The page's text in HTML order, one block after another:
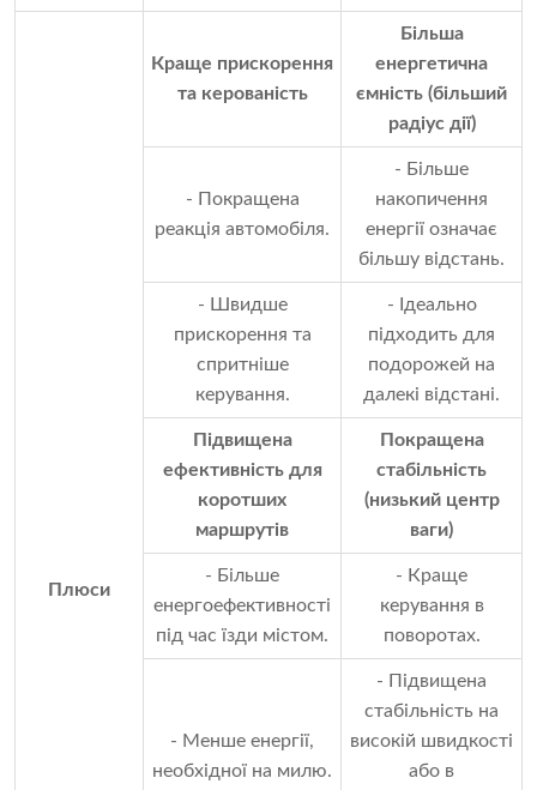
Плюси
Краще прискорення
та керованість
Більша
енергетична
ємність (більший
радіус дії)
- Покращена
реакція автомобіля.
- Більше
накопичення
енергії означає
більшу відстань.
- Швидше
прискорення та
спритніше
керування.
- Ідеально
підходить для
подорожей на
далекі відстані.
Підвищена
ефективність для
коротших
маршрутів
Покращена
стабільність
(низький центр
ваги)
- Більше
енергоефективності
під час їзди містом.
- Краще
керування в
поворотах.
- Менше енергії,
необхідної на милю.
- Підвищена
стабільність на
високій швидкості
або в